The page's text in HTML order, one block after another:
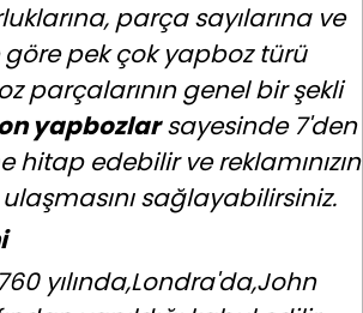
parça sayılarına ve
pek çok yapboz türü
parçalarının genel bir şekli
yapbozlarsayesinde 7'den
hitap edebilir ve reklamınızın
sağlayabilirsiniz.
yılında,Londra'da,John